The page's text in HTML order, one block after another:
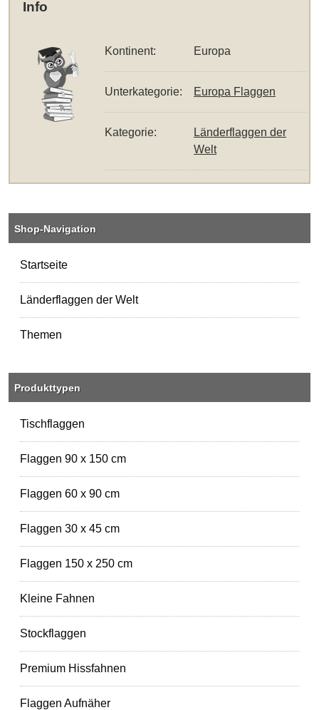
Info
Kontinent: Europa
Unterkategorie: Europa Flaggen
Kategorie:
Länderflaggen der
Welt
Shop-Navigation
Startseite
Länderflaggen der Welt
Themen
Produkttypen
Tischflaggen
Flaggen 90 x 150 cm
Flaggen 60 x 90 cm
Flaggen 30 x 45 cm
Flaggen 150 x 250 cm
Kleine Fahnen
Stockflaggen
Premium Hissfahnen
Flaggen Aufnäher